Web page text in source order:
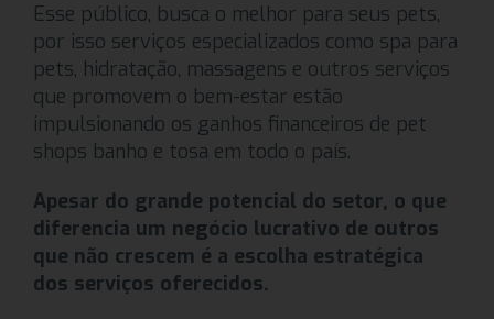
Esse público, busca o melhor para seus pets,
por isso serviços especializados como spa para
pets, hidratação, massagens e outros serviços
que promovem o bem-estar estão
impulsionando os ganhos financeiros de pet
shops banho e tosa em todo o país.
Apesar do grande potencial do setor, o que
diferencia um negócio lucrativo de outros
que não crescem é a escolha estratégica
dos serviços oferecidos.